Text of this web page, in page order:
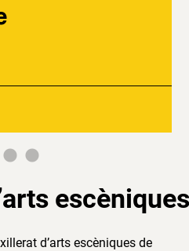
d’arts escèniques de